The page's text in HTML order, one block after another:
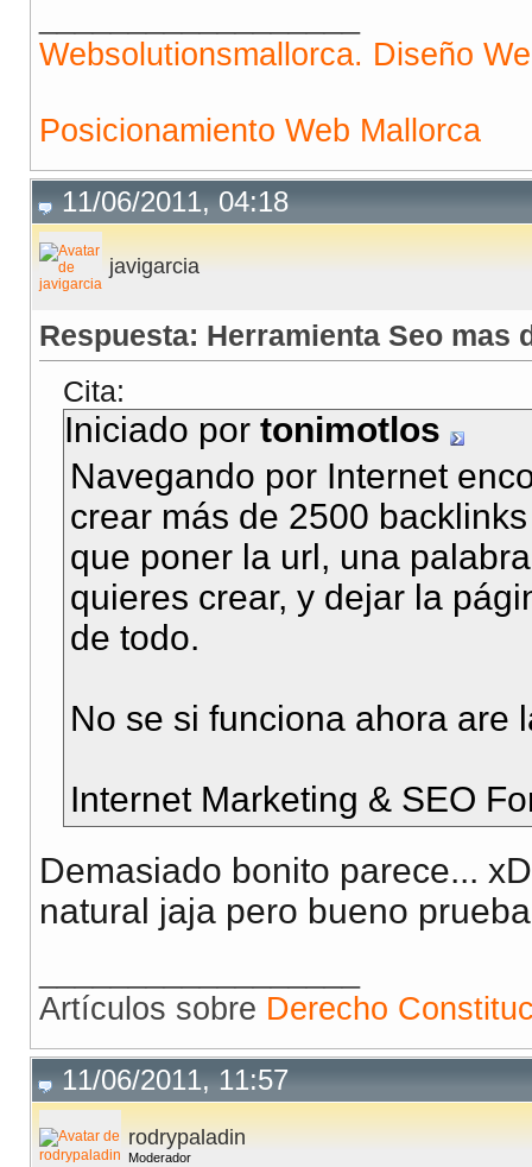
Websolutionsmallorca. Diseño
Posicionamiento Web Mallorca
11/06/2011, 04:18
javigarcia
Respuesta: Herramienta Seo mas
Cita:
Iniciado por tonimotlos
Navegando por Internet
crear más de 2500
que poner la url, una
quieres crear, y dejar la
de todo.
No se si funciona ahora are
Internet Marketing & SEO
Demasiado bonito parece...
natural jaja pero bueno
Artículos sobre Derecho
11/06/2011, 11:57
rodrypaladin
Moderador